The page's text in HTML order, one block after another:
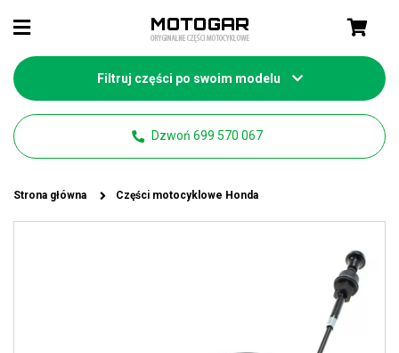
Filtruj części po swoim modelu
Dzwoń 699 570 067
Strona główna Części motocyklowe Honda